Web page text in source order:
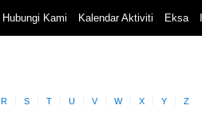
Hubungi Kami Kalendar Aktiviti Eksa
R S T U V W X Y Z